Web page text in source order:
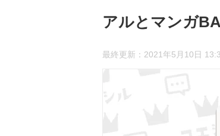
アルとマンガ
最終更新：2021年5月10日